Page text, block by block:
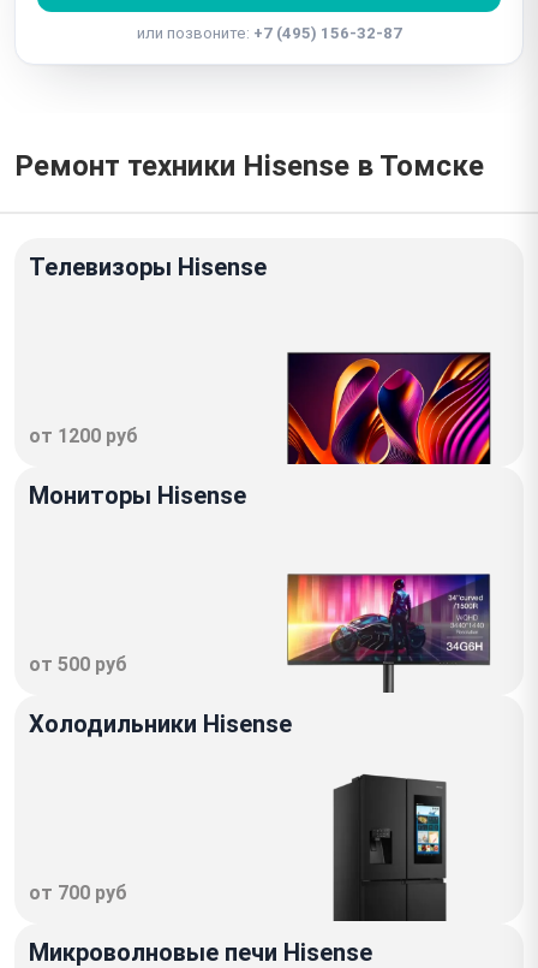
или позвоните: +7 (495) 156-32-87
Ремонт техники Hisense в Томске
Телевизоры Hisense
от 1200 руб
Мониторы Hisense
от 500 руб
Холодильники Hisense
от 700 руб
Микроволновые печи Hisense